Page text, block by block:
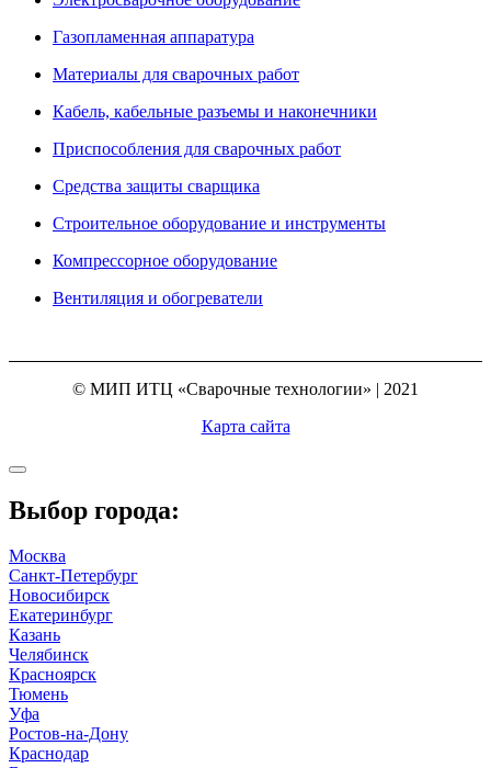
Газопламенная аппаратура
Материалы для сварочных работ
Кабель, кабельные разъемы и наконечники
Приспособления для сварочных работ
Средства защиты сварщика
Строительное оборудование и инструменты
Компрессорное оборудование
Вентиляция и обогреватели
© МИП ИТЦ «Сварочные технологии» | 2021
Карта сайта
Выбор города:
Москва
Санкт-Петербург
Новосибирск
Екатеринбург
Казань
Челябинск
Красноярск
Тюмень
Уфа
Ростов-на-Дону
Краснодар